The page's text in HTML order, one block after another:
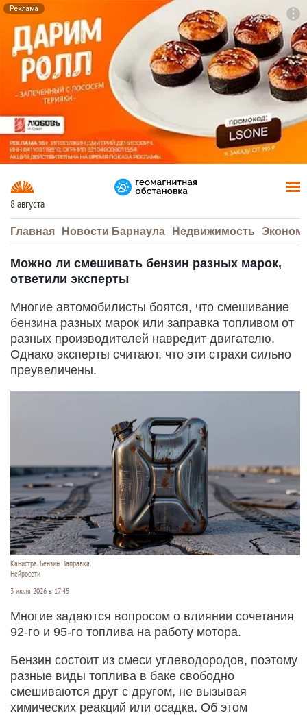
Реклама
8 августа
Главная Новости Барнаула Недвижимость
Можно ли смешивать бензин разных марок,
ответили эксперты
Многие автомобилисты боятся, что смешивание
бензина разных марок или заправка топливом от
разных производителей навредит двигателю.
Однако эксперты считают, что эти страхи сильно
преувеличены.
Канистра. Бензин. Заправка.
Нейросети
3 июля 2026 в 17:45
Многие задаются вопросом о влиянии сочетания
92-го и 95-го топлива на работу мотора.
Бензин состоит из смеси углеводородов, поэтому
разные виды топлива в баке свободно
смешиваются друг с другом, не вызывая
химических реакций или осадка. Об этом